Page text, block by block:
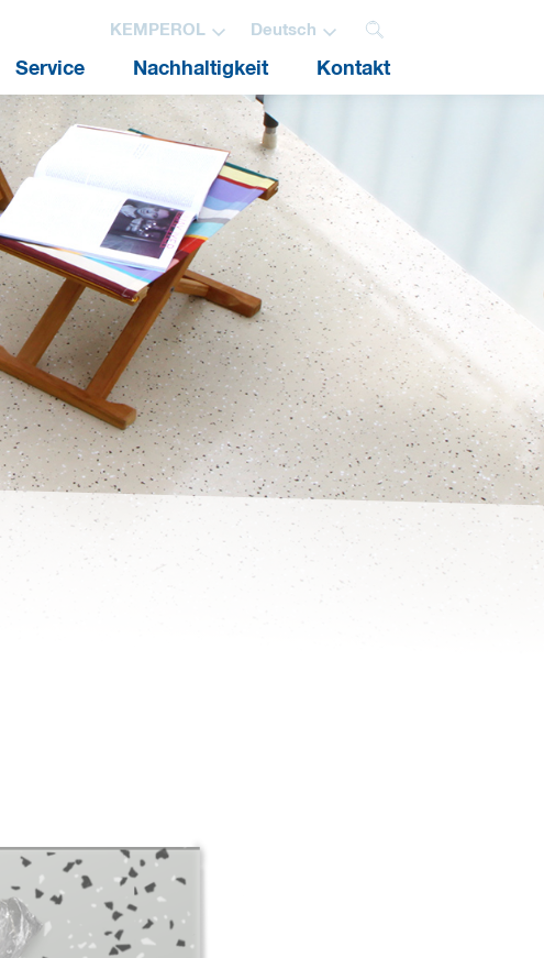
KEMPEROL Deutsch
Service Nachhaltigkeit Kontakt